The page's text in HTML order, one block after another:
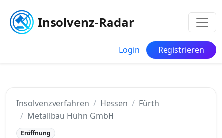
Insolvenz-Radar
Login Registrieren
Insolvenzverfahren Hessen
Fürth
Metallbau Hühn GmbH
Eröffnung